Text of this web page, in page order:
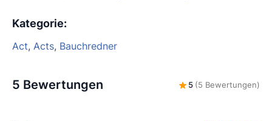
Kategorie:
Act, Acts, Bauchredner
5 Bewertungen 5 (5 Bewertungen)